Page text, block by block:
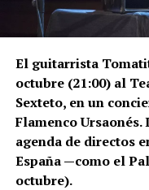
El guitarrista
octubre (21:00) al
Sexteto, en un
Flamenco
agenda de directos
España —como el
octubre).